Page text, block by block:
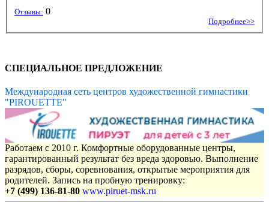
Отзывы: 0
Подробнее>>
СПЕЦИАЛЬНОЕ ПРЕДЛОЖЕНИЕ
Международная сеть центров художественной гимнастики
"PIROUETTE"
Работаем с 2010 г. Комфортные оборудованные центры,
гарантированный результат без вреда здоровью. Выполнение
разрядов, сборы, соревнования, открытые мероприятия для
родителей. Запись на пробную тренировку:
+7 (499) 136-81-80 www.piruet-msk.ru